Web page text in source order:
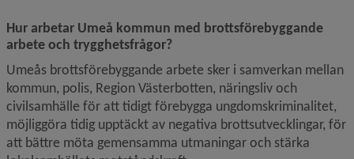
Hur arbetar Umeå kommun med brottsförebyggande
arbete och trygghetsfrågor?
Umeås brottsförebyggande arbete sker i samverkan mellan
kommun, polis, Region Västerbotten, näringsliv och
civilsamhälle för att tidigt förebygga ungdomskriminalitet,
möjliggöra tidig upptäckt av negativa brottsutvecklingar, för
att bättre möta gemensamma utmaningar och stärka